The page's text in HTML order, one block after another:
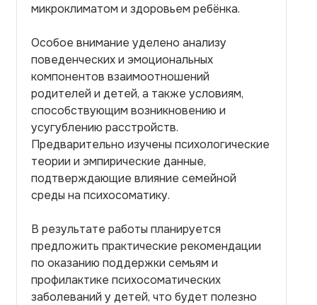
микроклиматом и здоровьем ребёнка.
Особое внимание уделено анализу
поведенческих и эмоциональных
компонентов взаимоотношений
родителей и детей, а также условиям,
способствующим возникновению и
усугублению расстройств.
Предварительно изучены психологические
теории и эмпирические данные,
подтверждающие влияние семейной
среды на психосоматику.
В результате работы планируется
предложить практические рекомендации
по оказанию поддержки семьям и
профилактике психосоматических
заболеваний у детей, что будет полезно